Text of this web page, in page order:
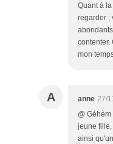
Quant à
regarder ;
contenter.
mon
A anne 27/
@
jeune
ainsi